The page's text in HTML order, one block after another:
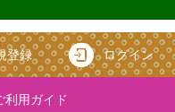
登録 ログイン
用ガイド